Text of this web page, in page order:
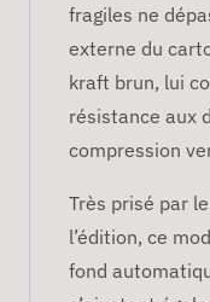
fragiles ne
externe du
kraft brun, lui
résistance aux
compression
Très prisé par
l’édition, ce
fond